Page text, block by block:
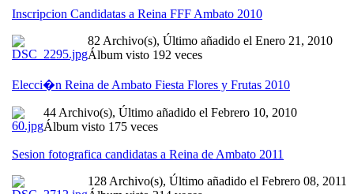
Inscripcion Candidatas a Reina FFF Ambato 2010
82 Archivo(s), Último añadido el Enero 21, 2010
Álbum visto 192 veces
Elecci�n Reina de Ambato Fiesta Flores y Frutas 2010
44 Archivo(s), Último añadido el Febrero 10, 2010
Álbum visto 175 veces
Sesion fotografica candidatas a Reina de Ambato 2011
128 Archivo(s), Último añadido el Febrero 08, 2011